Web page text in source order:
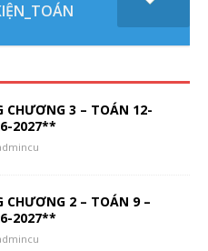
CHƯƠNG 3 – TOÁN 12-
2027**
CHƯƠNG 2 – TOÁN 9 –
2027**